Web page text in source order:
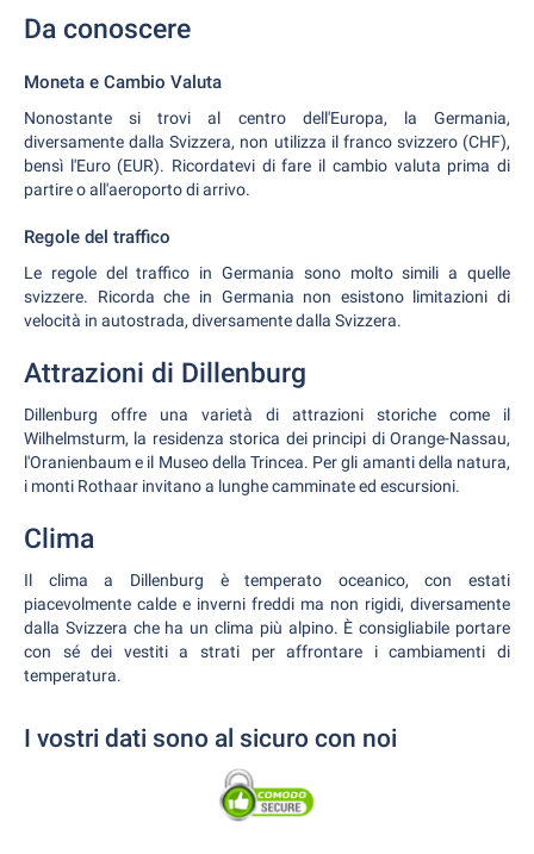
Da conoscere
Moneta e Cambio Valuta
Nonostante si trovi al centro dell'Europa, la Germania,
diversamente dalla Svizzera, non utilizza il franco svizzero (CHF),
bensì l'Euro (EUR). Ricordatevi di fare il cambio valuta prima di
partire o all'aeroporto di arrivo.
Regole del traffico
Le regole del traffico in Germania sono molto simili a quelle
svizzere. Ricorda che in Germania non esistono limitazioni di
velocità in autostrada, diversamente dalla Svizzera.
Attrazioni di Dillenburg
Dillenburg offre una varietà di attrazioni storiche come il
Wilhelmsturm, la residenza storica dei principi di Orange-Nassau,
l'Oranienbaum e il Museo della Trincea. Per gli amanti della natura,
i monti Rothaar invitano a lunghe camminate ed escursioni.
Clima
Il clima a Dillenburg è temperato oceanico, con estati
piacevolmente calde e inverni freddi ma non rigidi, diversamente
dalla Svizzera che ha un clima più alpino. È consigliabile portare
con sé dei vestiti a strati per affrontare i cambiamenti di
temperatura.
I vostri dati sono al sicuro con noi